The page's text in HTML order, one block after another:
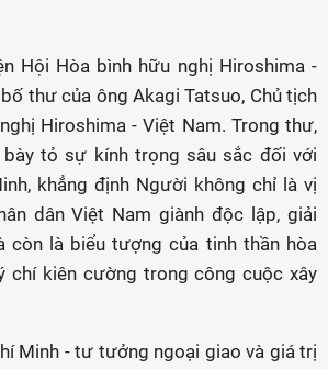
Hội Hòa bình hữu nghị Hiroshima -
thư của ông Akagi Tatsuo, Chủ tịch
Hiroshima - Việt Nam. Trong thư,
tỏ sự kính trọng sâu sắc đối với
khẳng định Người không chỉ là vị
dân Việt Nam giành độc lập, giải
còn là biểu tượng của tinh thần hòa
chí kiên cường trong công cuộc xây
Minh - tư tưởng ngoại giao và giá trị